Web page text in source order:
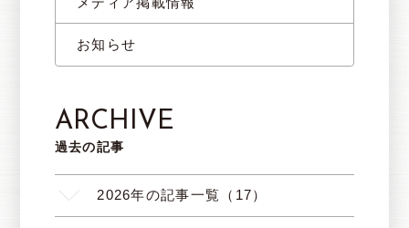
お知らせ
ARCHIVE
過去の記事
2026年の記事一覧（17）